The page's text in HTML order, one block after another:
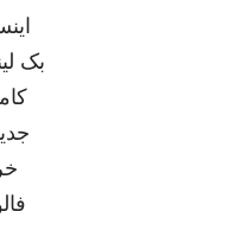
بک